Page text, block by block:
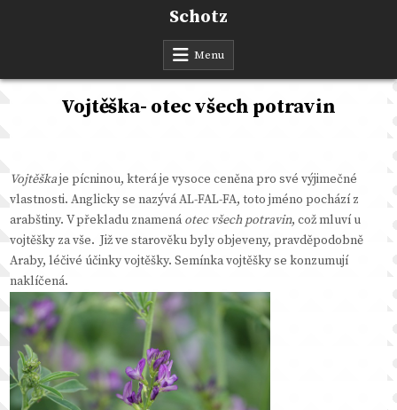
Schotz
Menu
Vojtěška- otec všech potravin
Vojtěškaje pícninou, která je vysoce ceněna pro své výjimečné
vlastnosti. Anglicky se nazývá AL-FAL-FA, toto jméno pochází z
arabštiny. V překladu znamená otec všech potravin, což mluví u
vojtěšky za vše. Již ve starověku byly objeveny, pravděpodobně
Araby, léčivé účinky vojtěšky. Semínka vojtěšky se konzumují
naklíčená.